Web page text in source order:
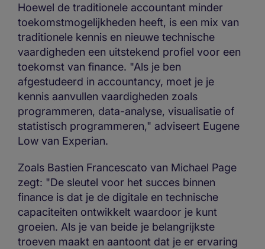
Hoewel de traditionele accountant minder
toekomstmogelijkheden heeft, is een mix van
traditionele kennis en nieuwe technische
vaardigheden een uitstekend profiel voor een
toekomst van finance. "Als je ben
afgestudeerd in accountancy, moet je je
kennis aanvullen vaardigheden zoals
programmeren, data-analyse, visualisatie of
statistisch programmeren," adviseert Eugene
Low van Experian.
Zoals Bastien Francescato van Michael Page
zegt: "De sleutel voor het succes binnen
finance is dat je de digitale en technische
capaciteiten ontwikkelt waardoor je kunt
groeien. Als je van beide je belangrijkste
troeven maakt en aantoont dat je er ervaring